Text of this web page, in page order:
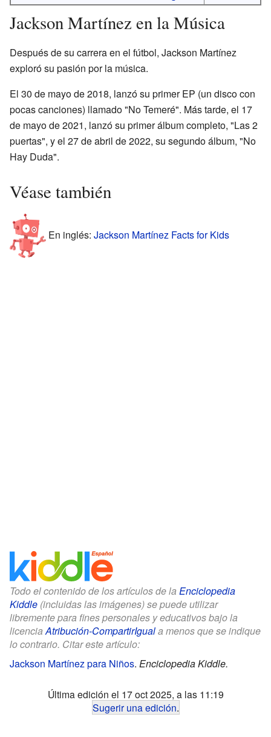
Jackson Martínez en la Música
Después de su carrera en el fútbol, Jackson Martínez
exploró su pasión por la música.
El 30 de mayo de 2018, lanzó su primer EP (un disco con
pocas canciones) llamado "No Temeré". Más tarde, el 17
de mayo de 2021, lanzó su primer álbum completo, "Las 2
puertas", y el 27 de abril de 2022, su segundo álbum, "No
Hay Duda".
Véase también
En inglés: Jackson Martínez Facts for Kids
Todo el contenido de los artículos de la Enciclopedia
Kiddle (incluidas las imágenes) se puede utilizar
libremente para fines personales y educativos bajo la
licenciaAtribución-CompartirIguala menos que se indique
lo contrario. Citar este artículo:
Jackson Martínez para Niños. Enciclopedia Kiddle.
Última edición el 17 oct 2025, a las 11:19
Sugerir una edición.